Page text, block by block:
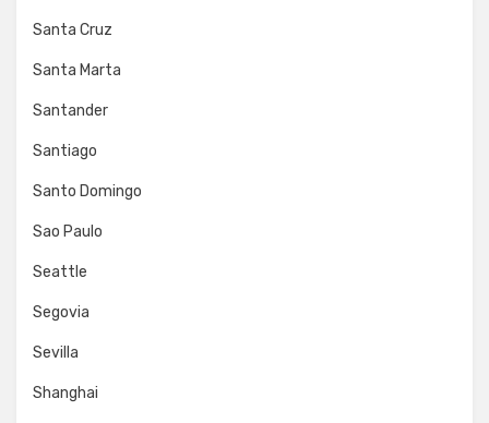
Santa Cruz
Santa Marta
Santander
Santiago
Santo Domingo
Sao Paulo
Seattle
Segovia
Sevilla
Shanghai